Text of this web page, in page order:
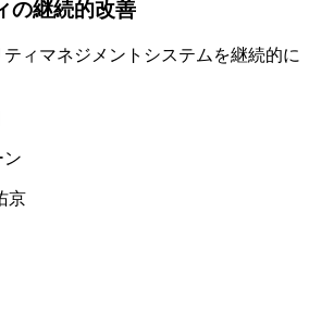
の継続的改善
ィマネジメントシステムを継続的に
ン
京